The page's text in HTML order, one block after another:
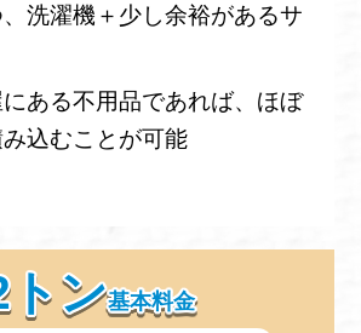
洗濯機＋少し余裕があるサ
ある不用品であれば、ほぼ
込むことが可能
トン基本料金